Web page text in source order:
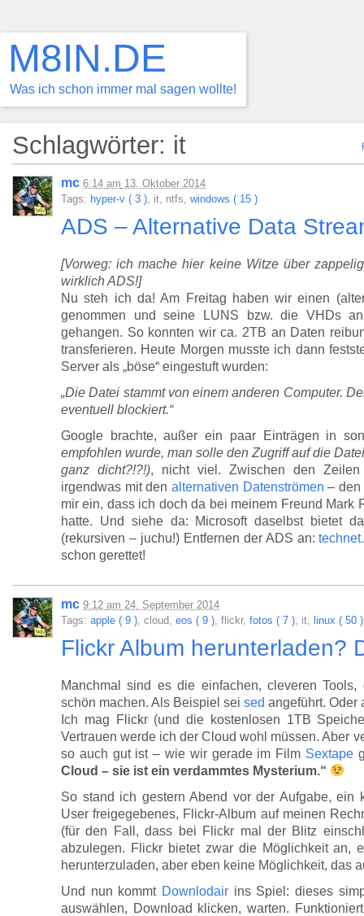
M8IN.DE
Was ich schon immer mal sagen wollte!
Schlagwörter: it
mc 6:14 am 13. Oktober 2014
Tags: hyper-v ( 3 ), it, ntfs, windows ( 15 )
ADS – Alternative Data
[Vorweg: ich mache hier keine Witze über
wirklich ADS!]
Nu steh ich da! Am Freitag haben wir einen
genommen und seine LUNS bzw. die VHDs
gehangen. So konnten wir ca. 2TB an Daten
transferieren. Heute Morgen musste ich dann
Server als „böse“ eingestuft wurden:
„Die Datei stammt von einem anderen Computer.
eventuell blockiert.“
Google brachte, außer ein paar Einträgen in
empfohlen wurde, man solle den Zugriff auf die
ganz dicht?!?!), nicht viel. Zwischen den
irgendwas mit den alternativen Datenströmen – den
mir ein, dass ich doch da bei meinem Freund Mark
hatte. Und siehe da: Microsoft daselbst bietet
(rekursiven – juchu!) Entfernen der ADS an:
schon gerettet!
mc 9:12 am 24. September 2014
Tags: apple ( 9 ) , cloud, eos ( 9 ) , flickr, fotos ( 7 ) , it, linux ( 50 )
Flickr Album herunterladen?
Manchmal sind es die einfachen, cleveren
schön machen. Als Beispiel sei sed angeführt. Oder
Ich mag Flickr (und die kostenlosen 1TB
Vertrauen werde ich der Cloud wohl müssen. Aber
so auch gut ist – wie wir gerade im Film Sextape
Cloud – sie ist ein verdammtes Mysterium.“
So stand ich gestern Abend vor der Aufgabe, ein
User freigegebenes, Flickr-Album auf meinen
(für den Fall, dass bei Flickr mal der Blitz
abzulegen. Flickr bietet zwar die Möglichkeit an,
herunterzuladen, aber eben keine Möglichkeit, das
Und nun kommt Downlodair ins Spiel: dieses
auswählen, Download klicken, warten.